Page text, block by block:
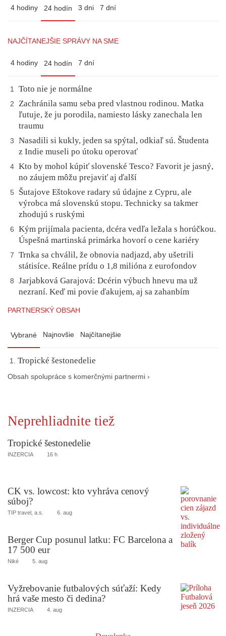
4 hodiny 24 hodín 3 dni 7 dní
NAJČÍTANEJŠIE SPRÁVY NA SME
4 hodiny 24 hodín 7 dní
1 Toto nie je normálne
2
Zachránila samu seba pred vlastnou rodinou. Matka
ľutuje, že ju porodila, namiesto lásky zanechala len
traumu
3
Nasadili si kukly, jeden sa spýtal, odkiaľ sú. Študenta
z Indie museli po útoku operovať
4 Kto by mohol kúpiť slovenské Tesco? Favorit je jasný,
no záujem môžu prejaviť aj ďalší
5
Šutajove Eštokove radary sú údajne z Cypru, ale
výrobca má slovenskú stopu. Technicky sa takmer
zhodujú s ruskými
6
Kým prijímala pacienta, dcéra vedľa ležala s horúčkou.
Úspešná martinská primárka hovorí o cene kariéry
7
Trnka sa chválil, že obnovia nadjazd, aby ušetrili
státisíce. Reálne prídu o 1,8 milióna z eurofondov
8
Jarjabková Garajová: Dcérin výbuch hnevu ma už
nezraní. Keď mi povie ďakujem, aj sa zahanbím
PARTNERSKÝ OBSAH
Vybrané Najnovšie Najčítanejšie
Tropické šestonedelie
Obsah spolupráce s komerčnými partnermi ›
Neprehliadnite tiež
Tropické šestonedelie
INZERCIA 16 h
CK vs. lowcost: kto vyhráva cenový
súboj?
TIP travel, a.s. 6. aug
Berger Cup posunul latku: FC Barcelona a
17 500 eur
Niké 5. aug
Vyžrebovanie futbalových súťaží: Kedy
hrá vaše mesto či dedina?
INZERCIA 4. aug